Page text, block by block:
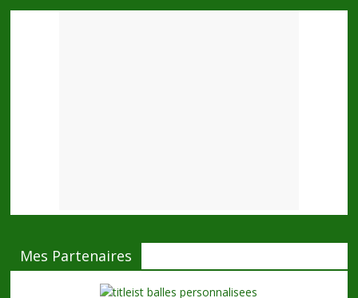
Mes Partenaires